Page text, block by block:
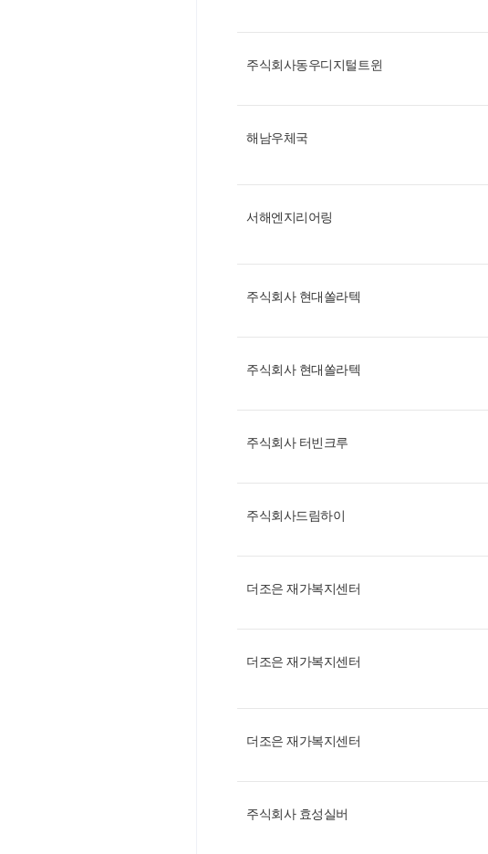
주식회사동우디지털트윈
해남우체국
서해엔지리어링
주식회사 현대쏠라텍
주식회사 현대쏠라텍
주식회사 터빈크루
주식회사드림하이
더조은 재가복지센터
더조은 재가복지센터
더조은 재가복지센터
주식회사 효성실버